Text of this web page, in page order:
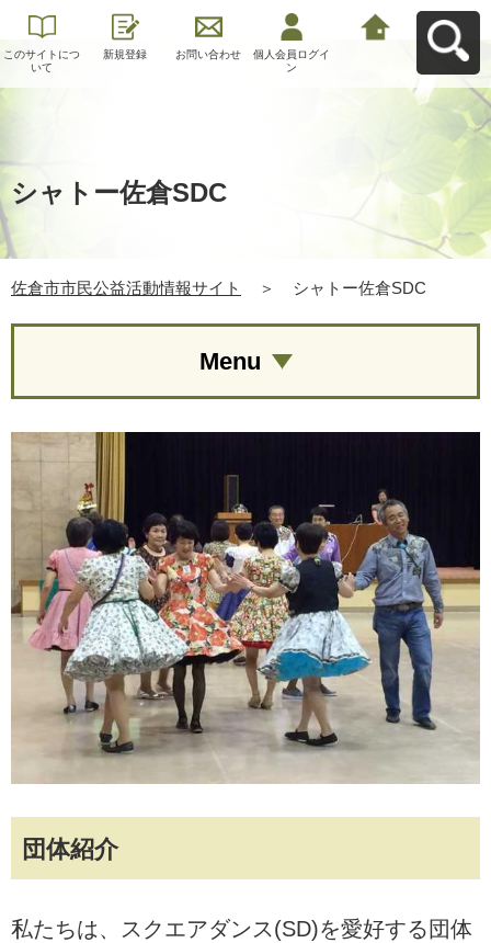
このサイトにつ
いて
新規登録 お問い合わせ
個人会員ログイ
ン
シャトー佐倉SDC
佐倉市市民公益活動情報サイト ＞ シャトー佐倉SDC
団体紹介
私たちは、スクエアダンス(SD)を愛好する団体
Menu